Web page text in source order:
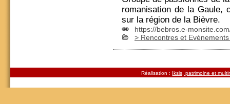
romanisation de la Gaule,
sur la région de la Bièvre.
https://bebros.e-
> Rencontres et
Réalisation : Iksis, patrimoine et